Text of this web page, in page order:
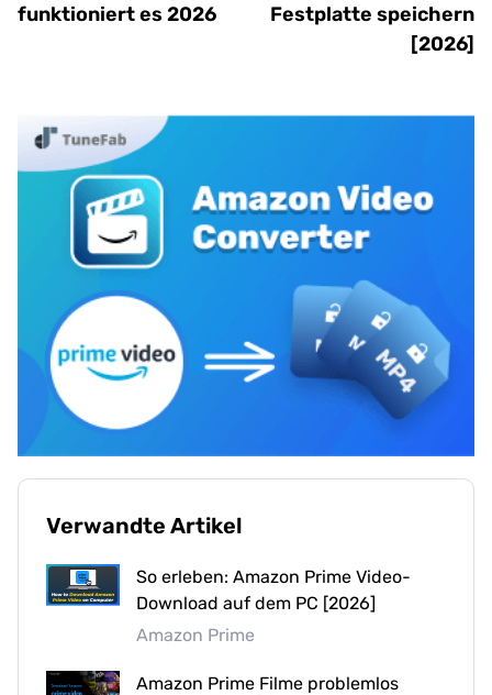
funktioniert es 2026
Festplatte speichern
[2026]
Verwandte Artikel
So erleben: Amazon Prime Video-
Download auf dem PC [2026]
Amazon Prime
Amazon Prime Filme problemlos